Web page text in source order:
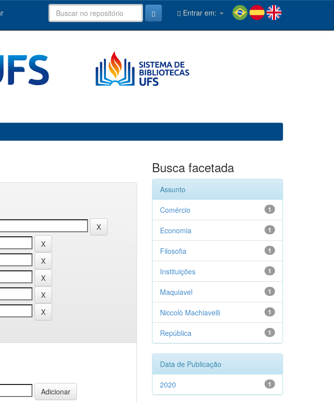
Entrar em:
Busca facetada
Assunto
1
Comércio
1
Economia
1
Filosofia
1
Instituições
1
Maquiavel
1
Niccolò Machiavelli
1
República
Data de Publicação
1
2020